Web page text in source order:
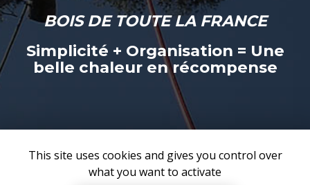
BOIS DE TOUTE LA FRANCE
Simplicité + Organisation = Une
belle chaleur en récompense
This site uses cookies and gives you control over
what you want to activate